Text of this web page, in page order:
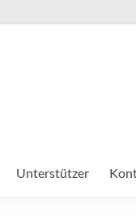
Unterstützer